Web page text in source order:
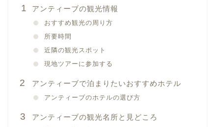
アンティーブの観光情報
おすすめ観光の周り方
所要時間
近隣の観光スポット
現地ツアーに参加する
アンティーブで泊まりたいおすすめホテル
アンティーブのホテルの選び方
アンティーブの観光名所と見どころ